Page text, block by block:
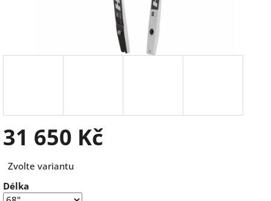
31 650 Kč
cena:
Zvolte variantu
Délka